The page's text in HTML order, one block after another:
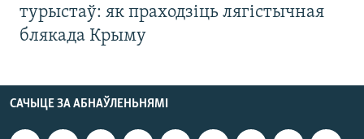
турыстаў: як праходзіць лягістычная
блякада Крыму
САЧЫЦЕ ЗА АБНАЎЛЕНЬНЯМІ